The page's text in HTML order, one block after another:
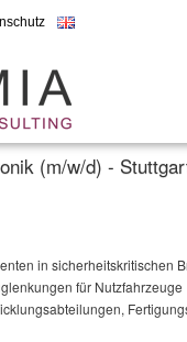
(m/w/d) -
in sicherheitskritischen
für Nutzfahrzeuge